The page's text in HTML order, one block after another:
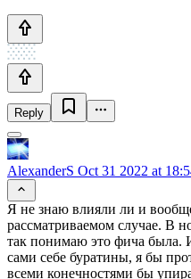
Reply
AlexanderS Oct 31 2022 at
Я не знаю влияли ли и
рассматриваемом случае. В
так понимаю это фича была.
сами себе буратины, я бы
всеми конечностями бы